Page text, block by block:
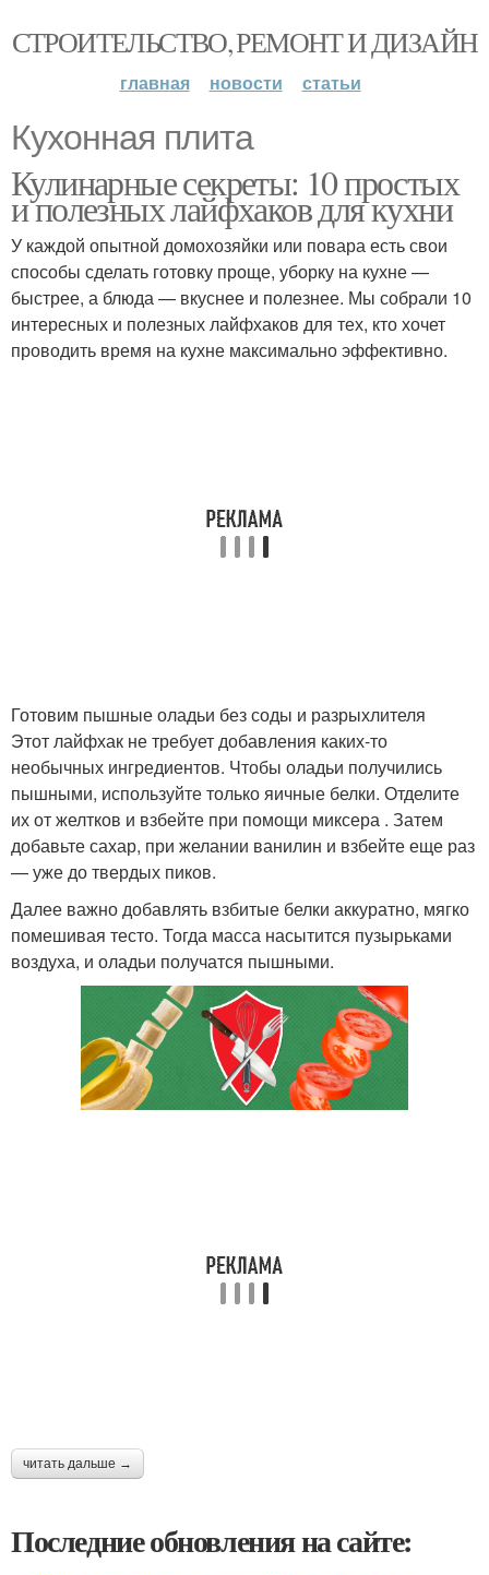
СТРОИТЕЛЬСТВО, РЕМОНТ И ДИЗАЙН
главная новости статьи
Кухонная плита
Кулинарные секреты: 10 простых
и полезных лайфхаков для кухни
У каждой опытной домохозяйки или повара есть свои
способы сделать готовку проще, уборку на кухне —
быстрее, а блюда — вкуснее и полезнее. Мы собрали 10
интересных и полезных лайфхаков для тех, кто хочет
проводить время на кухне максимально эффективно.
Готовим пышные оладьи без соды и разрыхлителя
Этот лайфхак не требует добавления каких-то
необычных ингредиентов. Чтобы оладьи получились
пышными, используйте только яичные белки. Отделите
их от желтков и взбейте при помощи миксера . Затем
добавьте сахар, при желании ванилин и взбейте еще раз
— уже до твердых пиков.
Далее важно добавлять взбитые белки аккуратно, мягко
помешивая тесто. Тогда масса насытится пузырьками
воздуха, и оладьи получатся пышными.
читать дальше →
Последние обновления на сайте: